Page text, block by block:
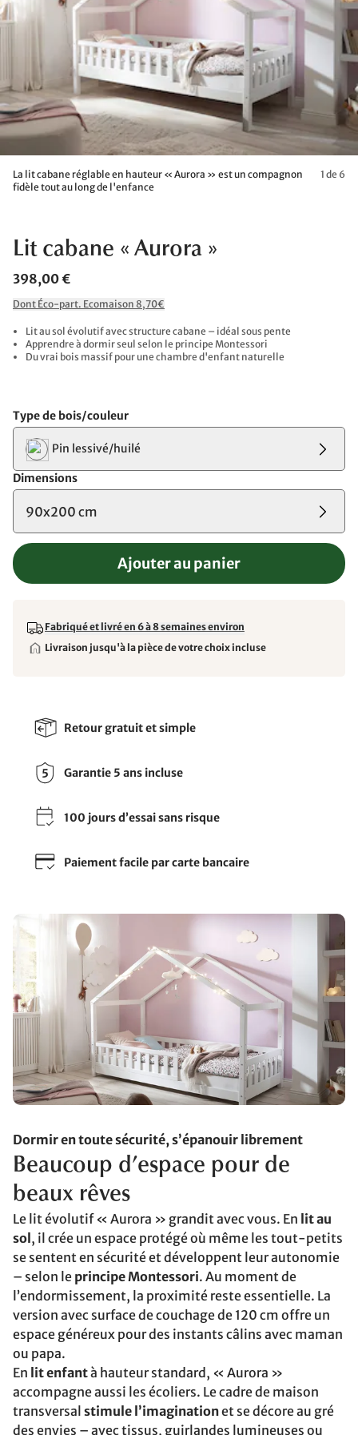
La lit cabane réglable en hauteur « Aurora » est un compagnon
fidèle tout au long de l'enfance
1 de 6
Lit cabane « Aurora »
398,00 €
Dont Éco-part. Ecomaison 8,70€
Lit au sol évolutif avec structure cabane – idéal sous pente
Apprendre à dormir seul selon le principe Montessori
Du vrai bois massif pour une chambre d'enfant naturelle
Type de bois/couleur
Pin lessivé/huilé
Dimensions
90x200 cm
Ajouter au panier
Fabriqué et livré en 6 à 8 semaines environ
Livraison jusqu'à la pièce de votre choix incluse
Retour gratuit et simple
Garantie 5 ans incluse
100 jours d’essai sans risque
Paiement facile par carte bancaire
Dormir en toute sécurité, s’épanouir librement
Beaucoup d’espace pour de
beaux rêves
Le lit évolutif « Aurora » grandit avec vous. En lit au
sol , il crée un espace protégé où même les tout-petits
se sentent en sécurité et développent leur autonomie
– selon le principe Montessori. Au moment de
l’endormissement, la proximité reste essentielle. La
version avec surface de couchage de 120 cm offre un
espace généreux pour des instants câlins avec maman
ou papa.
En lit enfantà hauteur standard, « Aurora »
accompagne aussi les écoliers. Le cadre de maison
transversal stimule l’imaginationet se décore au gré
des envies – avec tissus, guirlandes lumineuses ou